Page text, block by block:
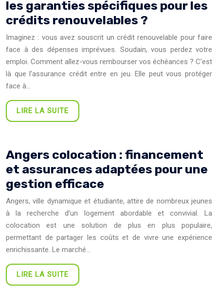
les garanties spécifiques pour les
crédits renouvelables ?
Imaginez : vous avez souscrit un crédit renouvelable pour faire
face à des dépenses imprévues. Soudain, vous perdez votre
emploi. Comment allez-vous rembourser vos échéances ? C’est
là que l’assurance crédit entre en jeu. Elle peut vous protéger
face à…
LIRE LA SUITE
Angers colocation : financement
et assurances adaptées pour une
gestion efficace
Angers, ville dynamique et étudiante, attire de nombreux jeunes
à la recherche d’un logement abordable et convivial. La
colocation est une solution de plus en plus populaire,
permettant de partager les coûts et de vivre une expérience
enrichissante. Le marché…
LIRE LA SUITE